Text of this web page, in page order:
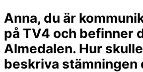
Anna, du är
på TV4 och befinner
Almedalen. Hur
beskriva stämningen